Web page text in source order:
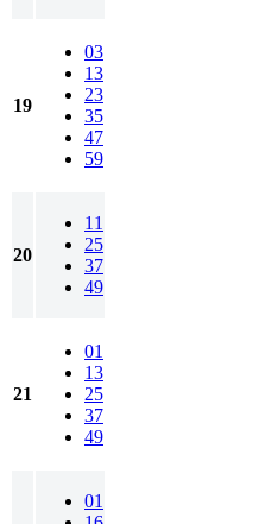
19
03
13
23
35
47
59
20
11
25
37
49
21
01
13
25
37
49
01